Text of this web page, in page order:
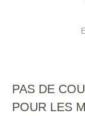
PAS DE
POUR LES